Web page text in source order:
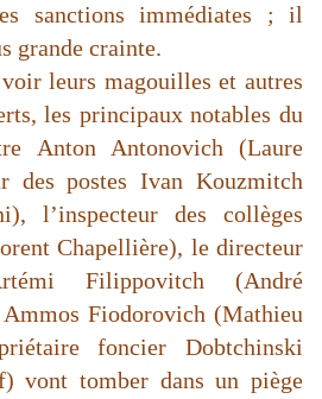
sanctions immédiates ; il
grande crainte.
leurs magouilles et autres
les principaux notables du
Anton Antonovich (Laure
des postes Ivan Kouzmitch
l’inspecteur des collèges
Chapellière), le directeur
Filippovitch (André
Fiodorovich (Mathieu
foncier Dobtchinski
vont tomber dans un piège